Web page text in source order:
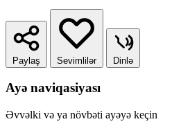
Paylaş Sevimlilər Dinlə
Ayə naviqasiyası
Əvvəlki və ya növbəti ayəyə keçin